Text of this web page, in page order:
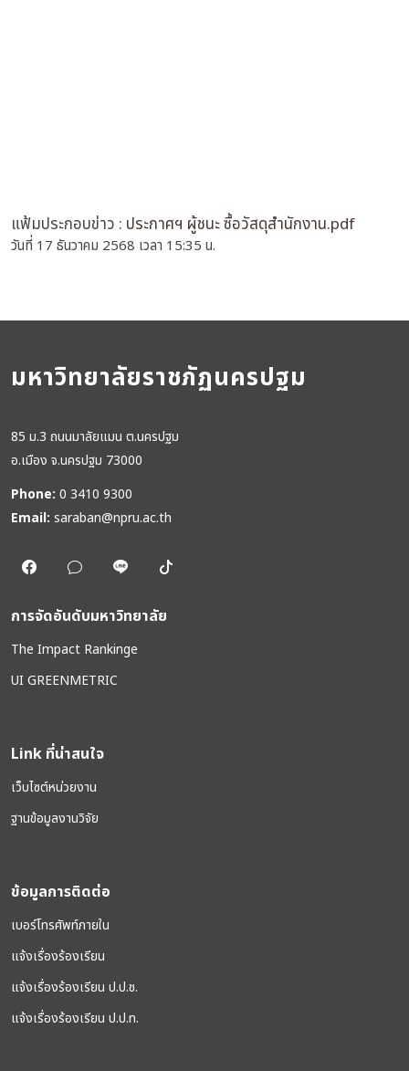
แฟ้มประกอบข่าว : ประกาศฯ ผู้ชนะ ซื้อวัสดุสำนักงาน.pdf
วันที่ 17 ธันวาคม 2568 เวลา 15:35 น.
มหาวิทยาลัยราชภัฏนครปฐม
85 ม.3 ถนนมาลัยแมน ต.นครปฐม
อ.เมือง จ.นครปฐม 73000
Phone: 0 3410 9300
Email: saraban@npru.ac.th
การจัดอันดับมหาวิทยาลัย
The Impact Rankinge
UI GREENMETRIC
Link ที่น่าสนใจ
เว็บไซต์หน่วยงาน
ฐานข้อมูลงานวิจัย
ข้อมูลการติดต่อ
เบอร์โทรศัพท์ภายใน
แจ้งเรื่องร้องเรียน
แจ้งเรื่องร้องเรียน ป.ป.ช.
แจ้งเรื่องร้องเรียน ป.ป.ท.